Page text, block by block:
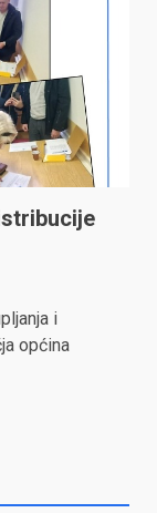
i
općina